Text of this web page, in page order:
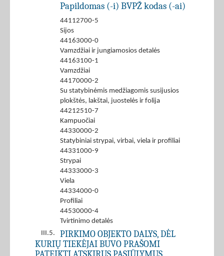
Papildomas (-i) BVPŽ kodas (-ai)
44112700-5
Sijos
44163000-0
Vamzdžiai ir jungiamosios detalės
44163100-1
Vamzdžiai
44170000-2
Su statybinėmis medžiagomis susijusios
plokštės, lakštai, juostelės ir folija
44212510-7
Kampuočiai
44330000-2
Statybiniai strypai, virbai, viela ir profiliai
44331000-9
Strypai
44333000-3
Viela
44334000-0
Profiliai
44530000-4
Tvirtinimo detalės
III.5.
PIRKIMO OBJEKTO DALYS, DĖL
KURIŲ TIEKĖJAI BUVO PRAŠOMI